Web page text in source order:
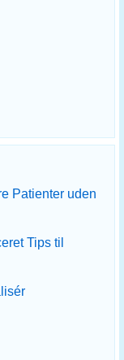
Patienter uden
Tips til